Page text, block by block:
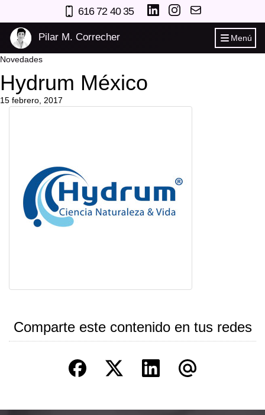
616 72 40 35
Pilar M. Correcher Menú
Novedades
Hydrum México
15 febrero, 2017
Comparte este contenido en tus redes